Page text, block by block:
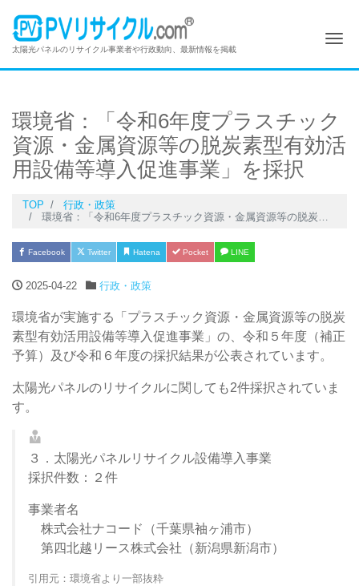
太陽光パネルのリサイクル事業者や行政動向、最新情報を掲載
環境省：「令和6年度プラスチック
資源・金属資源等の脱炭素型有効活
用設備等導入促進事業」を採択
TOP
行政・政策
環境省：「令和6年度プラスチック資源・金属資源等の脱炭素型有効活用設備等導入促進事業」を採択
Facebook Twitter Hatena Pocket LINE
2025-04-22 行政・政策
環境省が実施する「プラスチック資源・金属資源等の脱炭
素型有効活用設備等導入促進事業」の、令和５年度（補正
予算）及び令和６年度の採択結果が公表されています。
太陽光パネルのリサイクルに関しても2件採択されていま
す。
３．太陽光パネルリサイクル設備導入事業
採択件数：２件
事業者名
株式会社ナコード（千葉県袖ヶ浦市）
第四北越リース株式会社（新潟県新潟市）
引用元：環境省より一部抜粋